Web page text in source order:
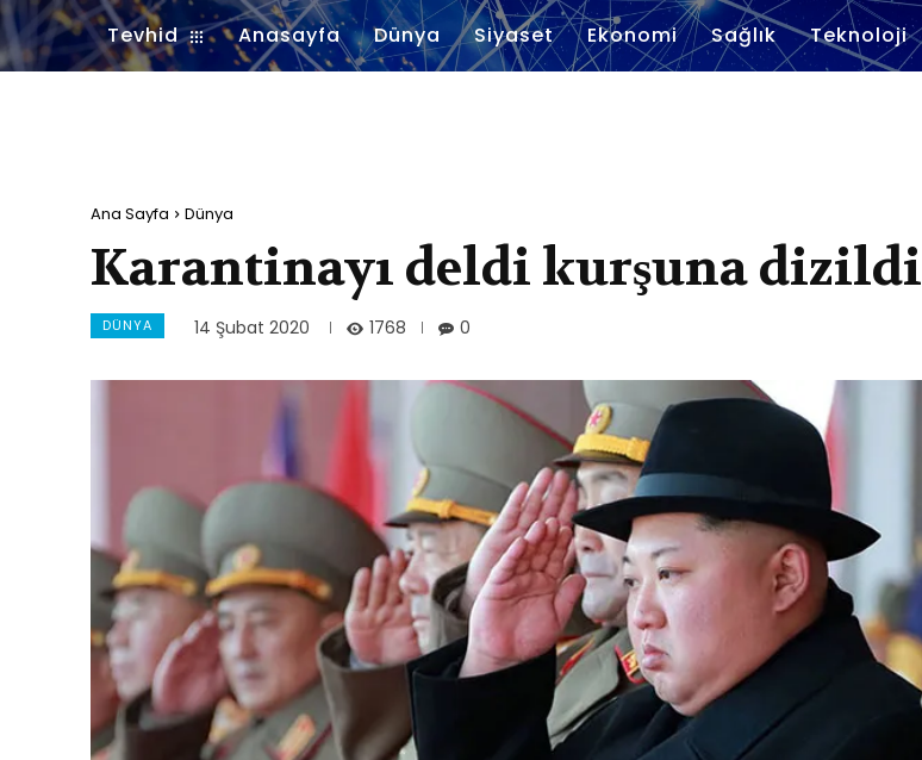
Tevhid Anasayfa Dünya Siyaset Ekonomi Sağlık Teknoloji
Ana Sayfa Dünya
Karantinayı deldi kurşuna dizildi
DÜNYA 14 Şubat 2020 1768 0